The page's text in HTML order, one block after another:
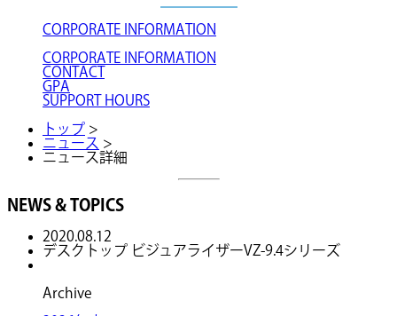
CORPORATE INFORMATION
CORPORATE INFORMATION
CONTACT
GPA
SUPPORT HOURS
トップ >
ニュース >
ニュース詳細
NEWS & TOPICS
2020.08.12
デスクトップ ビジュアライザーVZ-9.4シリーズ
Archive